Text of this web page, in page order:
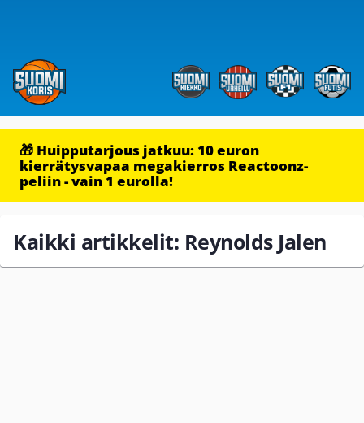
🎁 Huipputarjous jatkuu: 10 euron
kierrätysvapaa megakierros Reactoonz-
peliin - vain 1 eurolla!
Kaikki artikkelit: Reynolds Jalen